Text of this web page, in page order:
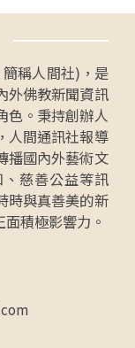
稱人間社)，是
外佛教新聞資訊
色。秉持創辦人
人間通訊社報導
播國內外藝術文
慈善公益等訊
時與真善美的新
積極影響力。